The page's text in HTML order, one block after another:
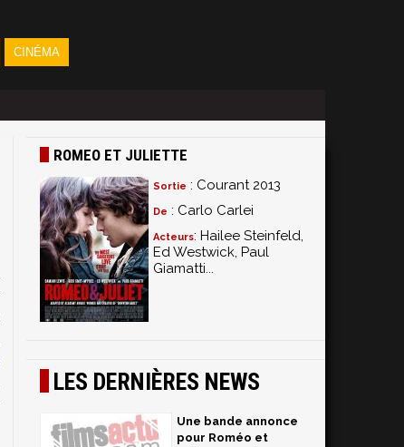
CINÉMA
ROMEO ET JULIETTE
Sortie : Courant 2013
De : Carlo Carlei
Acteurs: Hailee Steinfeld,
Ed Westwick, Paul
Giamatti...
LES DERNIÈRES NEWS
Une bande annonce
pour Roméo et